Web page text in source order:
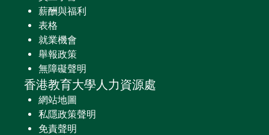
薪酬與福利
表格
就業機會
舉報政策
無障礙聲明
香港教育大學人力資源處
網站地圖
私隱政策聲明
免責聲明